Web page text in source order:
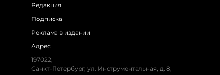
Редакция
Подписка
Реклама в издании
Адрес
197022,
Санкт-Петербург, ул. Инструментальная, д. 8,